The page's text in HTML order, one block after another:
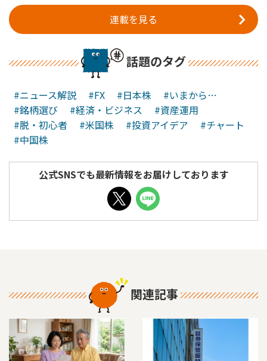
連載を見る
話題のタグ
#ニュース解説 #FX #日本株
#いまから…
#銘柄選び
#経済・ビジネス
#資産運用
#脱・初心者
#米国株 #投資アイデア
#チャート
#中国株
公式SNSでも最新情報をお届けしております
関連記事